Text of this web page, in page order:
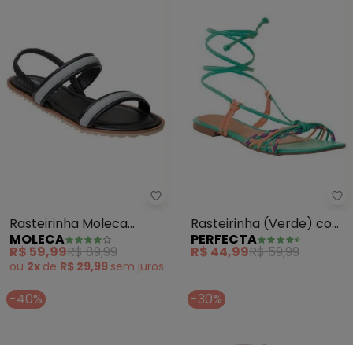
Moleca - Rasteirinha Moleca
Rasteirinha Moleca
(Preto) em Sintético
MOLECA
R$ 59,99R$ 89,99
ou 2x de R$ 29,99 sem juros
Rasteirinha (Verde) com
Fechamento em
Amarração
PERFECTA
R$ 44,99R$ 59,99
-40% -30%